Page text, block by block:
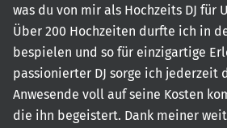
was du von mir als Hochzeits DJ für
Über 200 Hochzeiten durfte ich in
bespielen und so für einzigartige
passionierter DJ sorge ich jederzeit
Anwesende voll auf seine Kosten
die ihn begeistert. Dank meiner